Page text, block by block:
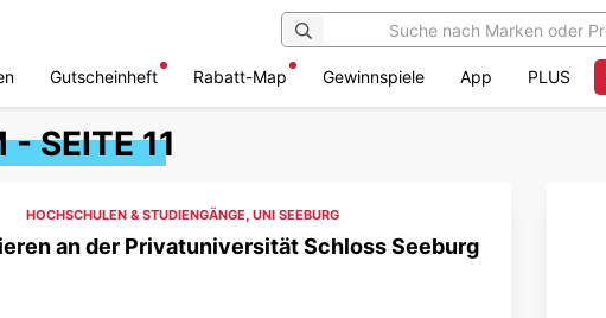
Gutscheinheft Rabatt-Map Gewinnspiele App PLUS
- SEITE 11
HOCHSCHULEN & STUDIENGÄNGE, UNI SEEBURG
an der Privatuniversität Schloss Seeburg